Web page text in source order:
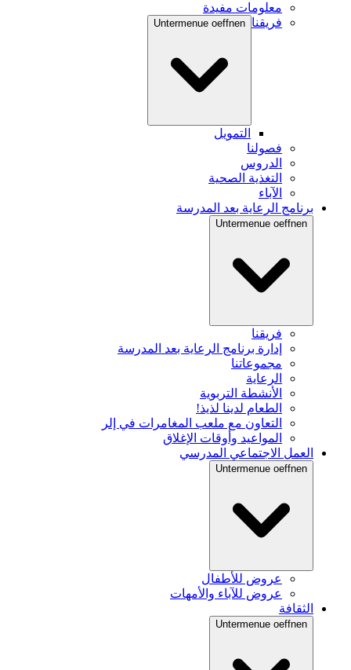
معلومات مفيدة
فريقنا Untermenue oeffnen
التمويل
فصولنا
الدروس
التغذية الصحية
الآباء
برنامج الرعاية بعد المدرسة
Untermenue oeffnen
فريقنا
إدارة برنامج الرعاية بعد المدرسة
مجموعاتنا
الرعاية
الأنشطة التربوية
الطعام لدينا لذيذ!
التعاون مع ملعب المغامرات في إلر
المواعيد وأوقات الإغلاق
العمل الاجتماعي المدرسي
Untermenue oeffnen
عروض للأطفال
عروض للآباء والأمهات
الثقافة
Untermenue oeffnen